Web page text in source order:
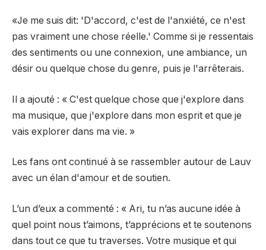
«Je me suis dit: 'D'accord, c'est de l'anxiété, ce n'est
pas vraiment une chose réelle.' Comme si je ressentais
des sentiments ou une connexion, une ambiance, un
désir ou quelque chose du genre, puis je l'arrêterais.
Il a ajouté : « C'est quelque chose que j'explore dans
ma musique, que j'explore dans mon esprit et que je
vais explorer dans ma vie. »
Les fans ont continué à se rassembler autour de Lauv
avec un élan d'amour et de soutien.
L’un d’eux a commenté : « Ari, tu n’as aucune idée à
quel point nous t’aimons, t’apprécions et te soutenons
dans tout ce que tu traverses. Votre musique et qui